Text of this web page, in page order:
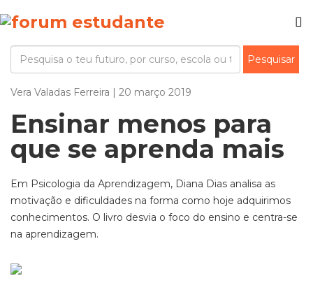
Vera Valadas Ferreira | 20 março 2019
Ensinar menos para
que se aprenda mais
Em Psicologia da Aprendizagem, Diana Dias analisa as
motivação e dificuldades na forma como hoje adquirimos
conhecimentos. O livro desvia o foco do ensino e centra-se
na aprendizagem.